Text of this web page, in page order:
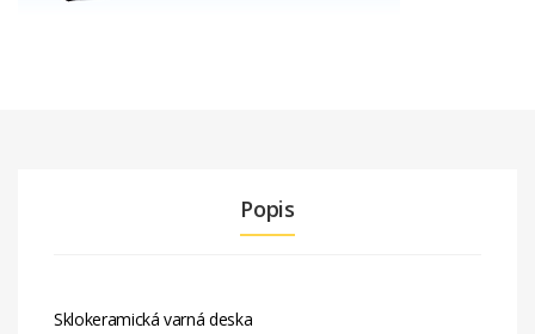
Popis
Sklokeramická varná deska